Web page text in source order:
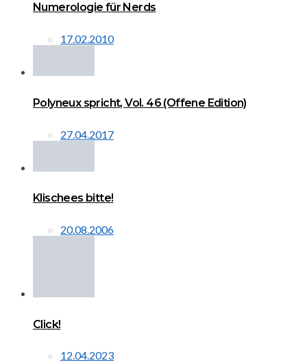
Numerologie für Nerds
17.02.2010
Polyneux spricht, Vol. 46 (Offene Edition)
27.04.2017
Klischees bitte!
20.08.2006
Click!
12.04.2023